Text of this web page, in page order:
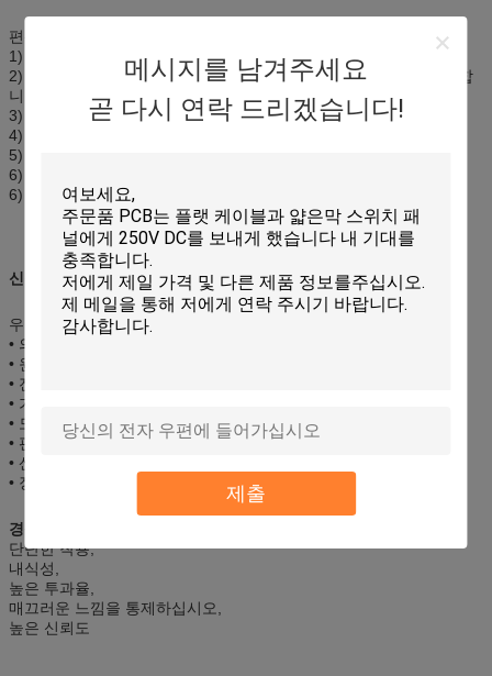
메시지를 남겨주세요
곧 다시 연락 드리겠습니다!
제출
편평한 막 스위치 위원회
1) 주문품 OEM/ODM
2) 정확한 실크 스크린 인쇄 오바레이는 터치스크린 위원회를 추가합
니다
3) 부자 색깔
4) 높은 sensity & 고품질
5) 친절한 환경
6) 완벽한 외면
6) 원료: 애완 동물 필름 overlay+ 접촉 위원회
신청:
우리의 막 스위치는 널리 이용됩니다에서:
• 의료 기기
• 원거리 통신 기구
• 전화망
• 가정용 전기 제품
• 도난 방지 시스템
• 판매 시점 기구
• 산업 통제
• 장난감
경쟁 이점:
단단한 착용,
내식성,
높은 투과율,
매끄러운 느낌을 통제하십시오,
높은 신뢰도